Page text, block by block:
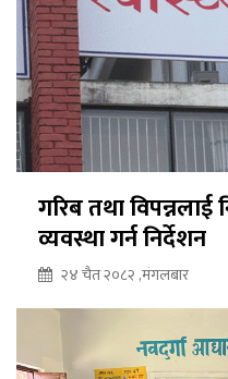
गरिब तथा
व्यवस्था गर्न निर्देशन
२४ चैत २०८२ ,मंगलबार